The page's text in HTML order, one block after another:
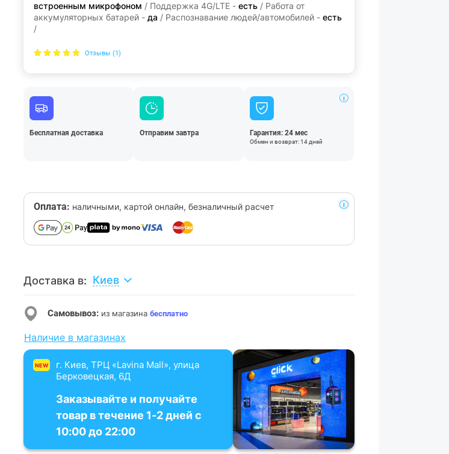
встроенным микрофоном / Поддержка 4G/LTE - есть / Работа от
аккумуляторных батарей - да / Распознавание людей/автомобилей - есть
/
Отзывы (1)
Бесплатная доставка Отправим завтра Гарантия: 24 мес
Обмен и возврат: 14 дней
Оплата: наличными, картой онлайн, безналичный расчет
Доставка в: Киев
Самовывоз: из магазина бесплатно
Наличие в магазинах
NEW
г. Киев, ТРЦ «Lavina Mall», улица
Берковецкая, 6Д
Заказывайте и получайте
товар в течение 1-2 дней с
10:00 до 22:00